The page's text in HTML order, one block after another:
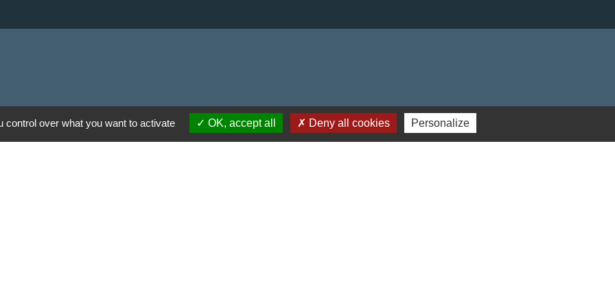
over what you want to activate OK, accept all Deny all cookies Personalize